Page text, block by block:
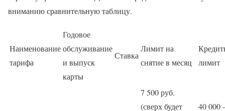
вниманию сравнительную таблицу.
Наименование
тарифа
Годовое
обслуживание
и выпуск
карты
Ставка
Лимит на
снятие в месяц
лимит
7 500 руб.
(сверх будет
40 000